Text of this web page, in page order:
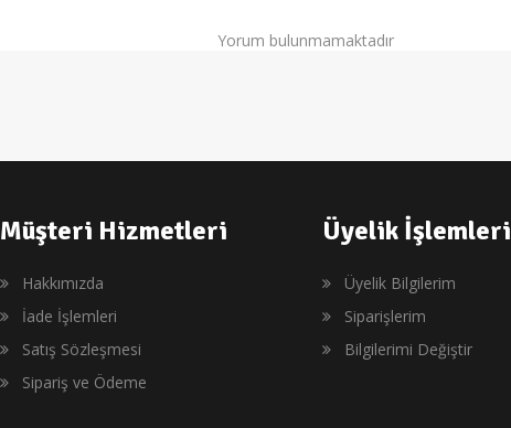
Yorum bulunmamaktadır
Müşteri Hizmetleri
Hakkımızda
İade İşlemleri
Satış Sözleşmesi
Sipariş ve Ödeme
Üyelik İşlemleri
Üyelik Bilgilerim
Siparişlerim
Bilgilerimi Değiştir